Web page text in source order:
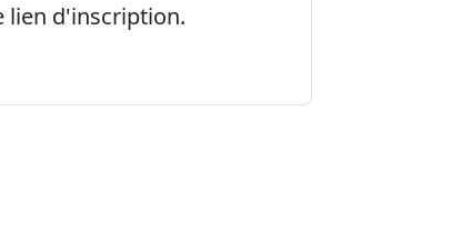
lien d'inscription.